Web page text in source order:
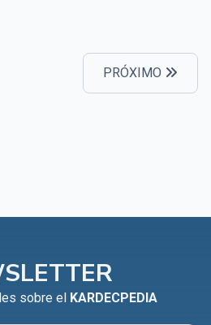
PRÓXIMO
sobre el KARDECPEDIA